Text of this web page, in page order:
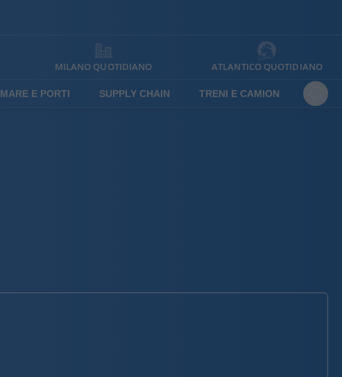
MILANO QUOTIDIANO ATLANTICO QUOTIDIANO
MARE E PORTI SUPPLY CHAIN TRENI E CAMION